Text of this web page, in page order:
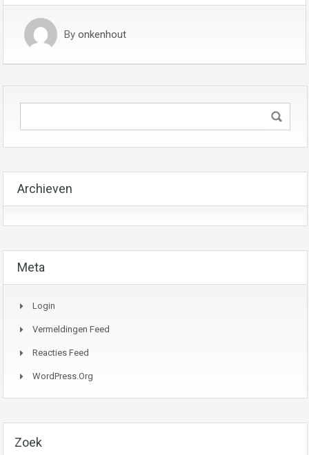
By onkenhout
Archieven
Meta
Login
Vermeldingen Feed
Reacties Feed
WordPress.org
Zoek